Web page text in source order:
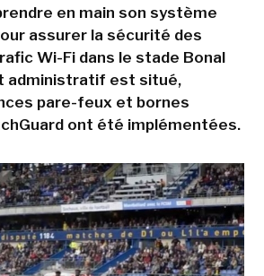
en main son système
assurer la sécurité des
Wi-Fi dans le stade Bonal
administratif est situé,
pare-feux et bornes
ont été implémentées.